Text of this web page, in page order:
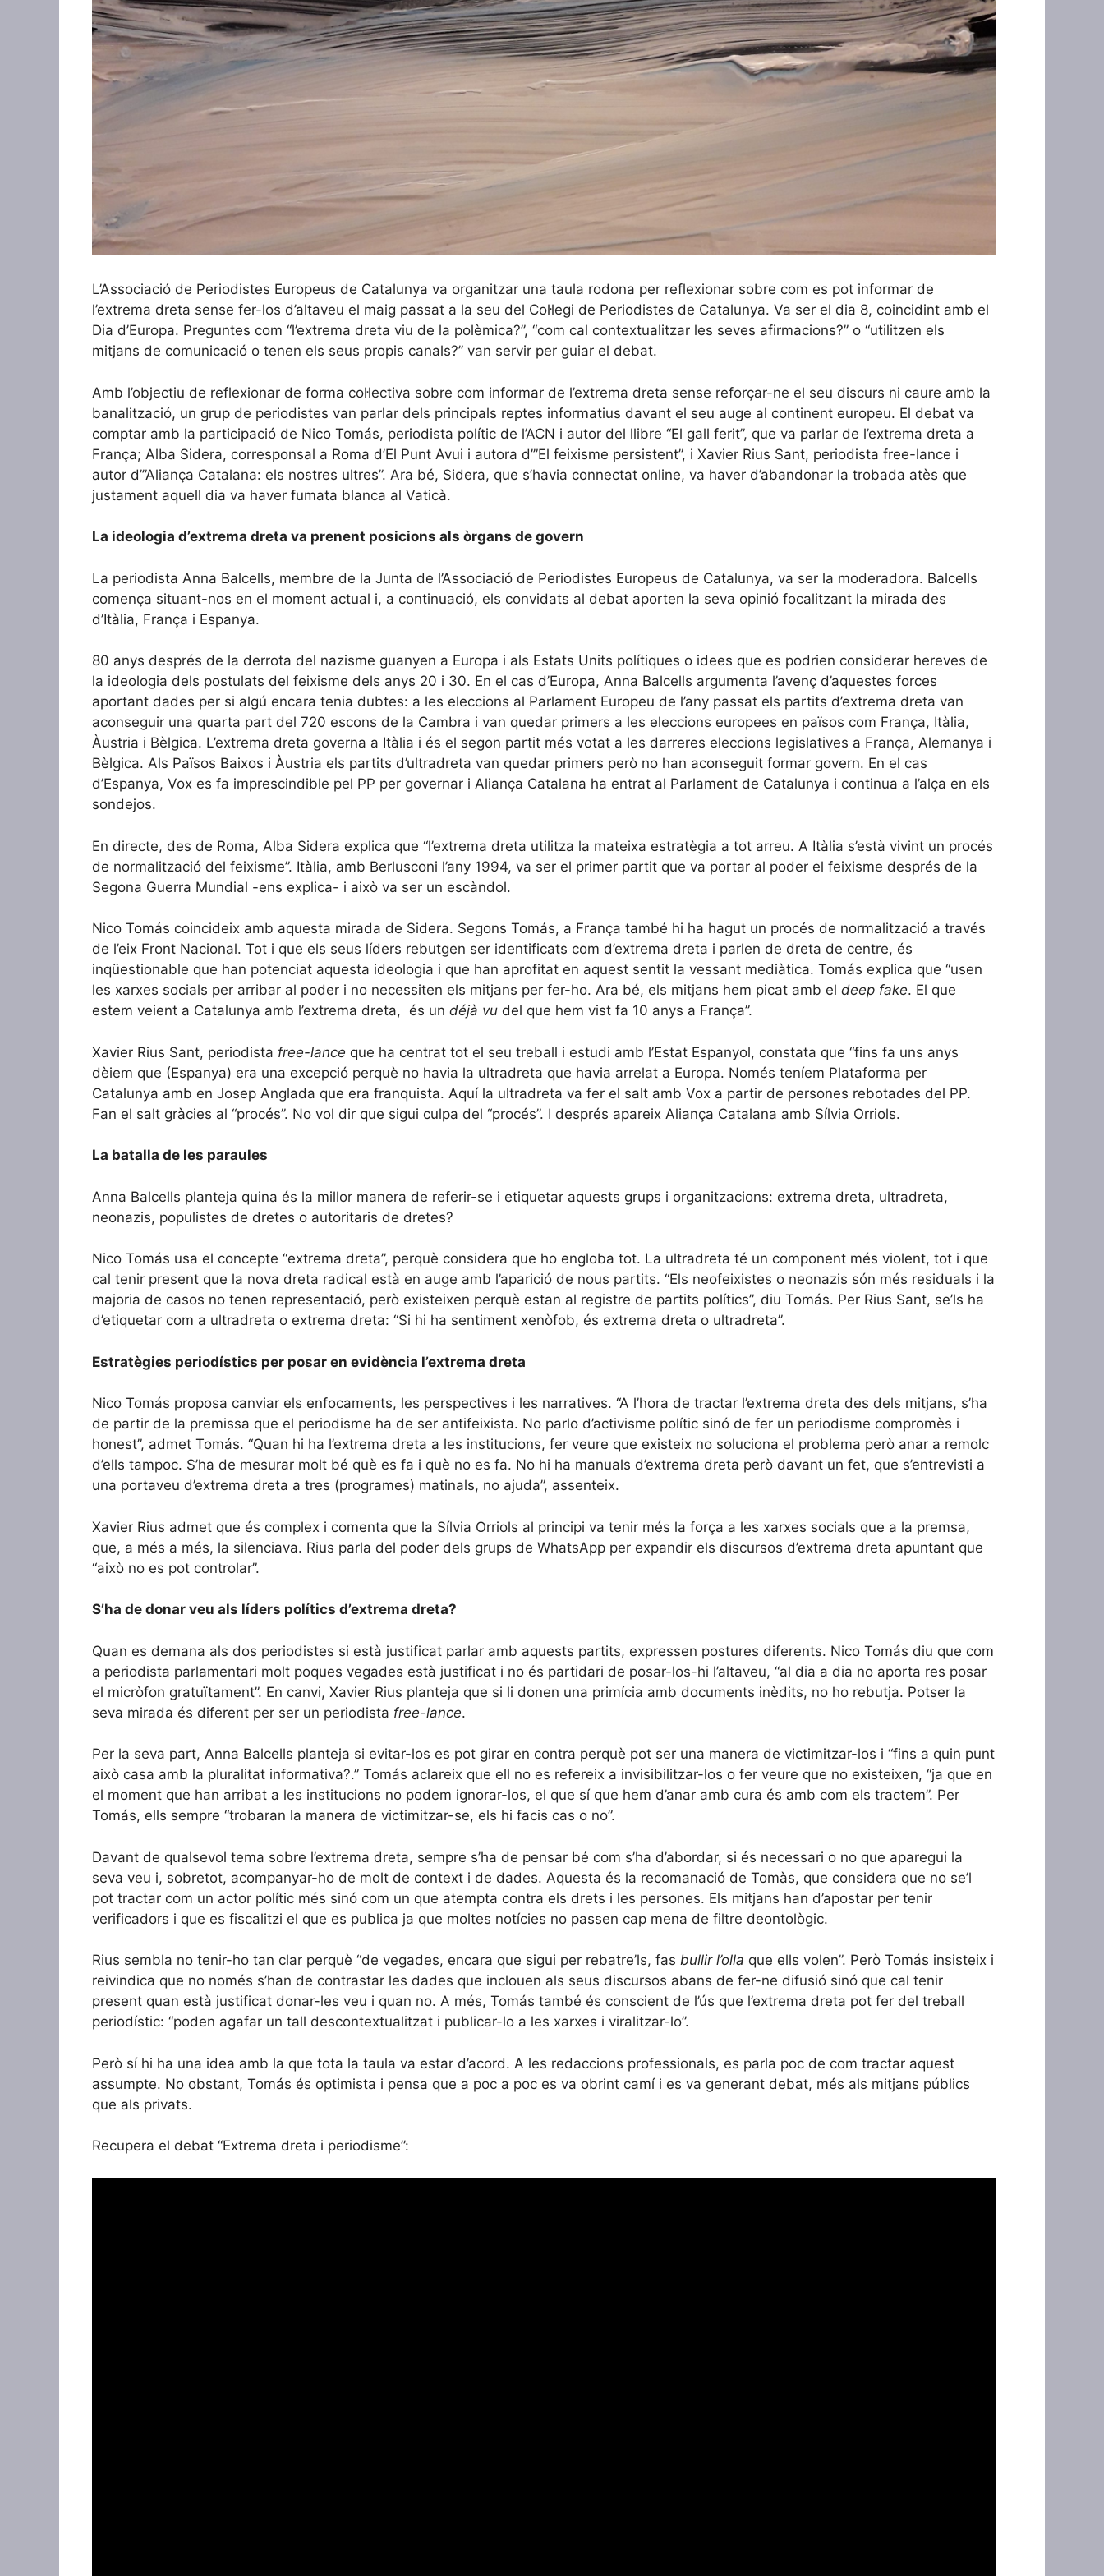
L’Associació de Periodistes Europeus de Catalunya va organitzar una taula rodona per reflexionar sobre com es pot informar de
l’extrema dreta sense fer-los d’altaveu el maig passat a la seu del Col·legi de Periodistes de Catalunya. Va ser el dia 8, coincidint amb el
Dia d’Europa. Preguntes com “l’extrema dreta viu de la polèmica?”, “com cal contextualitzar les seves afirmacions?” o “utilitzen els
mitjans de comunicació o tenen els seus propis canals?” van servir per guiar el debat.
Amb l’objectiu de reflexionar de forma col·lectiva sobre com informar de l’extrema dreta sense reforçar-ne el seu discurs ni caure amb la
banalització, un grup de periodistes van parlar dels principals reptes informatius davant el seu auge al continent europeu. El debat va
comptar amb la participació de Nico Tomás, periodista polític de l’ACN i autor del llibre “El gall ferit”, que va parlar de l’extrema dreta a
França; Alba Sidera, corresponsal a Roma d’El Punt Avui i autora d’”El feixisme persistent”, i Xavier Rius Sant, periodista free-lance i
autor d’”Aliança Catalana: els nostres ultres”. Ara bé, Sidera, que s’havia connectat online, va haver d’abandonar la trobada atès que
justament aquell dia va haver fumata blanca al Vaticà.
La ideologia d’extrema dreta va prenent posicions als òrgans de govern
La periodista Anna Balcells, membre de la Junta de l’Associació de Periodistes Europeus de Catalunya, va ser la moderadora. Balcells
comença situant-nos en el moment actual i, a continuació, els convidats al debat aporten la seva opinió focalitzant la mirada des
d’Itàlia, França i Espanya.
80 anys després de la derrota del nazisme guanyen a Europa i als Estats Units polítiques o idees que es podrien considerar hereves de
la ideologia dels postulats del feixisme dels anys 20 i 30. En el cas d’Europa, Anna Balcells argumenta l’avenç d’aquestes forces
aportant dades per si algú encara tenia dubtes: a les eleccions al Parlament Europeu de l’any passat els partits d’extrema dreta van
aconseguir una quarta part del 720 escons de la Cambra i van quedar primers a les eleccions europees en països com França, Itàlia,
Àustria i Bèlgica. L’extrema dreta governa a Itàlia i és el segon partit més votat a les darreres eleccions legislatives a França, Alemanya i
Bèlgica. Als Països Baixos i Àustria els partits d’ultradreta van quedar primers però no han aconseguit formar govern. En el cas
d’Espanya, Vox es fa imprescindible pel PP per governar i Aliança Catalana ha entrat al Parlament de Catalunya i continua a l’alça en els
sondejos.
En directe, des de Roma, Alba Sidera explica que “l’extrema dreta utilitza la mateixa estratègia a tot arreu. A Itàlia s’està vivint un procés
de normalització del feixisme”. Itàlia, amb Berlusconi l’any 1994, va ser el primer partit que va portar al poder el feixisme després de la
Segona Guerra Mundial -ens explica- i això va ser un escàndol.
Nico Tomás coincideix amb aquesta mirada de Sidera. Segons Tomás, a França també hi ha hagut un procés de normalització a través
de l’eix Front Nacional. Tot i que els seus líders rebutgen ser identificats com d’extrema dreta i parlen de dreta de centre, és
inqüestionable que han potenciat aquesta ideologia i que han aprofitat en aquest sentit la vessant mediàtica. Tomás explica que “usen
les xarxes socials per arribar al poder i no necessiten els mitjans per fer-ho. Ara bé, els mitjans hem picat amb el deep fake. El que
estem veient a Catalunya amb l’extrema dreta, és un déjà vu del que hem vist fa 10 anys a França”.
Xavier Rius Sant, periodista free-lance que ha centrat tot el seu treball i estudi amb l’Estat Espanyol, constata que “fins fa uns anys
dèiem que (Espanya) era una excepció perquè no havia la ultradreta que havia arrelat a Europa. Només teníem Plataforma per
Catalunya amb en Josep Anglada que era franquista. Aquí la ultradreta va fer el salt amb Vox a partir de persones rebotades del PP.
Fan el salt gràcies al “procés”. No vol dir que sigui culpa del “procés”. I després apareix Aliança Catalana amb Sílvia Orriols.
La batalla de les paraules
Anna Balcells planteja quina és la millor manera de referir-se i etiquetar aquests grups i organitzacions: extrema dreta, ultradreta,
neonazis, populistes de dretes o autoritaris de dretes?
Nico Tomás usa el concepte “extrema dreta”, perquè considera que ho engloba tot. La ultradreta té un component més violent, tot i que
cal tenir present que la nova dreta radical està en auge amb l’aparició de nous partits. “Els neofeixistes o neonazis són més residuals i la
majoria de casos no tenen representació, però existeixen perquè estan al registre de partits polítics”, diu Tomás. Per Rius Sant, se’ls ha
d’etiquetar com a ultradreta o extrema dreta: “Si hi ha sentiment xenòfob, és extrema dreta o ultradreta”.
Estratègies periodístics per posar en evidència l’extrema dreta
Nico Tomás proposa canviar els enfocaments, les perspectives i les narratives. “A l’hora de tractar l’extrema dreta des dels mitjans, s’ha
de partir de la premissa que el periodisme ha de ser antifeixista. No parlo d’activisme polític sinó de fer un periodisme compromès i
honest”, admet Tomás. “Quan hi ha l’extrema dreta a les institucions, fer veure que existeix no soluciona el problema però anar a remolc
d’ells tampoc. S’ha de mesurar molt bé què es fa i què no es fa. No hi ha manuals d’extrema dreta però davant un fet, que s’entrevisti a
una portaveu d’extrema dreta a tres (programes) matinals, no ajuda”, assenteix.
Xavier Rius admet que és complex i comenta que la Sílvia Orriols al principi va tenir més la força a les xarxes socials que a la premsa,
que, a més a més, la silenciava. Rius parla del poder dels grups de WhatsApp per expandir els discursos d’extrema dreta apuntant que
“això no es pot controlar”.
S’ha de donar veu als líders polítics d’extrema dreta?
Quan es demana als dos periodistes si està justificat parlar amb aquests partits, expressen postures diferents. Nico Tomás diu que com
a periodista parlamentari molt poques vegades està justificat i no és partidari de posar-los-hi l’altaveu, “al dia a dia no aporta res posar
el micròfon gratuïtament”. En canvi, Xavier Rius planteja que si li donen una primícia amb documents inèdits, no ho rebutja. Potser la
seva mirada és diferent per ser un periodista free-lance.
Per la seva part, Anna Balcells planteja si evitar-los es pot girar en contra perquè pot ser una manera de victimitzar-los i “fins a quin punt
això casa amb la pluralitat informativa?.” Tomás aclareix que ell no es refereix a invisibilitzar-los o fer veure que no existeixen, “ja que en
el moment que han arribat a les institucions no podem ignorar-los, el que sí que hem d’anar amb cura és amb com els tractem”. Per
Tomás, ells sempre “trobaran la manera de victimitzar-se, els hi facis cas o no”.
Davant de qualsevol tema sobre l’extrema dreta, sempre s’ha de pensar bé com s’ha d’abordar, si és necessari o no que aparegui la
seva veu i, sobretot, acompanyar-ho de molt de context i de dades. Aquesta és la recomanació de Tomàs, que considera que no se’l
pot tractar com un actor polític més sinó com un que atempta contra els drets i les persones. Els mitjans han d’apostar per tenir
verificadors i que es fiscalitzi el que es publica ja que moltes notícies no passen cap mena de filtre deontològic.
Rius sembla no tenir-ho tan clar perquè “de vegades, encara que sigui per rebatre’ls, fas bullir l’olla que ells volen”. Però Tomás insisteix i
reivindica que no només s’han de contrastar les dades que inclouen als seus discursos abans de fer-ne difusió sinó que cal tenir
present quan està justificat donar-les veu i quan no. A més, Tomás també és conscient de l’ús que l’extrema dreta pot fer del treball
periodístic: “poden agafar un tall descontextualitzat i publicar-lo a les xarxes i viralitzar-lo”.
Però sí hi ha una idea amb la que tota la taula va estar d’acord. A les redaccions professionals, es parla poc de com tractar aquest
assumpte. No obstant, Tomás és optimista i pensa que a poc a poc es va obrint camí i es va generant debat, més als mitjans públics
que als privats.
Recupera el debat “Extrema dreta i periodisme”: